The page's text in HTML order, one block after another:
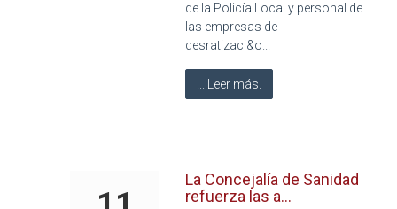
de la Policía Local y personal de
las empresas de
desratizaci&o...
... Leer más.
La Concejalía de Sanidad
refuerza las a...